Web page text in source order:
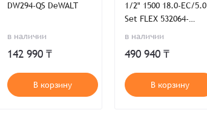
DW294-QS DeWALT
в наличии
142 990 ₸
В корзину
1/2" 1500 18.0-EC/5.0
Set FLEX 532064-
в наличии
490 940 ₸
В корзину